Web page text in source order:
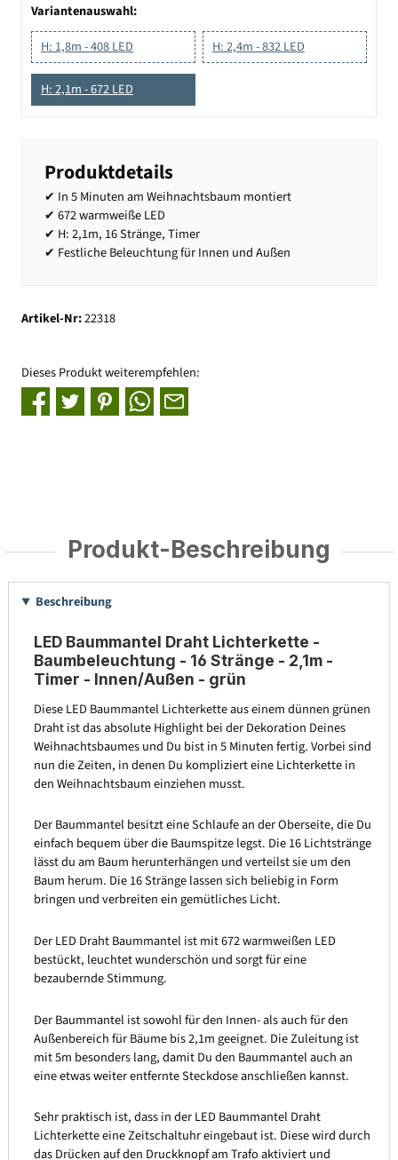
Variantenauswahl:
H: 1,8m - 408 LED
H: 2,4m - 832 LED
H: 2,1m - 672 LED
Produktdetails
✔ In 5 Minuten am Weihnachtsbaum montiert
✔ 672 warmweiße LED
✔ H: 2,1m, 16 Stränge, Timer
✔ Festliche Beleuchtung für Innen und Außen
Artikel-Nr:22318
Dieses Produkt weiterempfehlen:
Produkt-Beschreibung
Beschreibung
LED Baummantel Draht Lichterkette -
Baumbeleuchtung - 16 Stränge - 2,1m -
Timer - Innen/Außen - grün
Diese LED Baummantel Lichterkette aus einem dünnen grünen
Draht ist das absolute Highlight bei der Dekoration Deines
Weihnachtsbaumes und Du bist in 5 Minuten fertig. Vorbei sind
nun die Zeiten, in denen Du kompliziert eine Lichterkette in
den Weihnachtsbaum einziehen musst.
Der Baummantel besitzt eine Schlaufe an der Oberseite, die Du
einfach bequem über die Baumspitze legst. Die 16 Lichtstränge
lässt du am Baum herunterhängen und verteilst sie um den
Baum herum. Die 16 Stränge lassen sich beliebig in Form
bringen und verbreiten ein gemütliches Licht.
Der LED Draht Baummantel ist mit 672 warmweißen LED
bestückt, leuchtet wunderschön und sorgt für eine
bezaubernde Stimmung.
Der Baummantel ist sowohl für den Innen- als auch für den
Außenbereich für Bäume bis 2,1m geeignet. Die Zuleitung ist
mit 5m besonders lang, damit Du den Baummantel auch an
eine etwas weiter entfernte Steckdose anschließen kannst.
Sehr praktisch ist, dass in der LED Baummantel Draht
Lichterkette eine Zeitschaltuhr eingebaut ist. Diese wird durch
das Drücken auf den Druckknopf am Trafo aktiviert und